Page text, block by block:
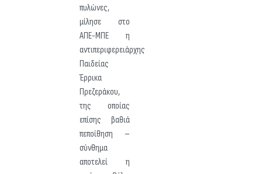
πυλώνες,
μίλησε στο
ΑΠΕ-ΜΠΕ η
αντιπεριφερειάρχης
Παιδείας
Έρρικα
Πρεζεράκου,
της οποίας
επίσης βαθιά
πεποίθηση –
σύνθημα
αποτελεί η